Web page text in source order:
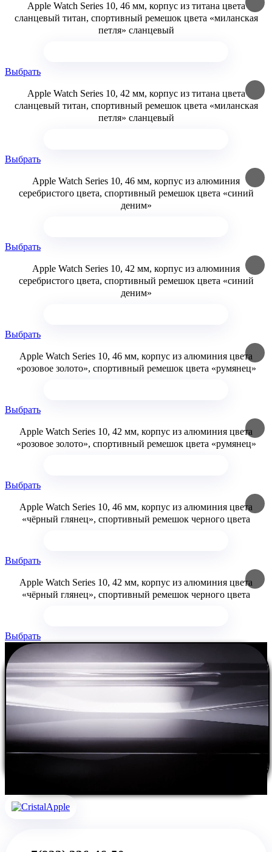
Apple Watch Series 10, 46 мм, корпус из титана цвета
сланцевый титан, спортивный ремешок цвета «миланская
петля» сланцевый
Выбрать
Apple Watch Series 10, 42 мм, корпус из титана цвета
сланцевый титан, спортивный ремешок цвета «миланская
петля» сланцевый
Выбрать
Apple Watch Series 10, 46 мм, корпус из алюминия
серебристого цвета, спортивный ремешок цвета «синий
деним»
Выбрать
Apple Watch Series 10, 42 мм, корпус из алюминия
серебристого цвета, спортивный ремешок цвета «синий
деним»
Выбрать
Apple Watch Series 10, 46 мм, корпус из алюминия цвета
«розовое золото», спортивный ремешок цвета «румянец»
Выбрать
Apple Watch Series 10, 42 мм, корпус из алюминия цвета
«розовое золото», спортивный ремешок цвета «румянец»
Выбрать
Apple Watch Series 10, 46 мм, корпус из алюминия цвета
«чёрный глянец», спортивный ремешок черного цвета
Выбрать
Apple Watch Series 10, 42 мм, корпус из алюминия цвета
«чёрный глянец», спортивный ремешок черного цвета
Выбрать